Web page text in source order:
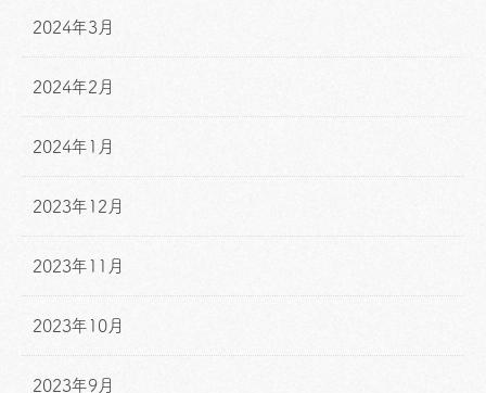
2024年3月
2024年2月
2024年1月
2023年12月
2023年11月
2023年10月
2023年9月